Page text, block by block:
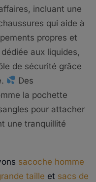
incluant une
qui aide à
propres et
aux liquides,
de sécurité grâce
Des
la pochette
pour attacher
une tranquillité
sacoche homme
taille et sacs de